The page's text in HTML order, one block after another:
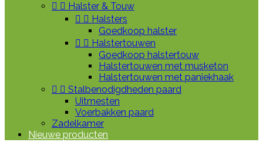
  Halster & Touw
  Halsters
Goedkoop halster
  Halstertouwen
Goedkoop halstertouw
Halstertouwen met musketon
Halstertouwen met paniekhaak
  Stalbenodigdheden paard
Uitmesten
Voerbakken paard
Zadelkamer
Nieuwe producten